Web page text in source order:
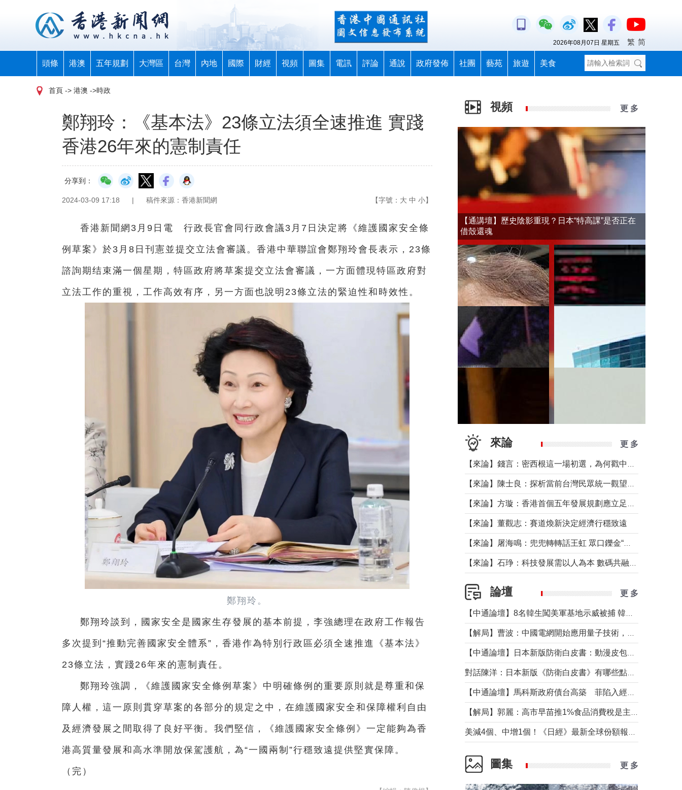
頭條 港澳 五年規劃 大灣區 台灣 內地 國際 財經 視頻 圖集 電訊 評論 通說 政府發佈 社團 藝苑 旅遊 美食
2026年08月07日 星期五 繁 简
首頁 -> 港澳 ->時政
鄭翔玲：《基本法》23條立法須全速推進 實踐
香港26年來的憲制責任
分享到：
2024-03-09 17:18 | 稿件來源：香港新聞網 【字號： 大 中 小】
香港新聞網3月9日電 行政長官會同行政會議3月7日決定將《維護國家安全條
例草案》於3月8日刊憲並提交立法會審議。香港中華聯誼會鄭翔玲會長表示，23條
諮詢期结束滿一個星期，特區政府將草案提交立法會審議，一方面體現特區政府對
立法工作的重視，工作高效有序，另一方面也說明23條立法的緊迫性和時效性。
鄭翔玲。
鄭翔玲談到，國家安全是國家生存發展的基本前提，李強總理在政府工作報告
多次提到“推動完善國家安全體系”，香港作為特別行政區必須全速推進《基本法》
23條立法，實踐26年來的憲制責任。
鄭翔玲強調，《維護國家安全條例草案》中明確條例的重要原則就是尊重和保
障人權，這一原則貫穿草案的各部分的規定之中，在維護國家安全和保障權利自由
及經濟發展之間取得了良好平衡。我們堅信，《維護國家安全條例》一定能夠為香
港高質量發展和高水準開放保駕護航，為“一國兩制”行穩致遠提供堅實保障。
（完）
視頻 更 多
【通講壇】歷史陰影重現？日本“特高課”是否正在
借殼還魂
來論 更 多
【來論】董觀志：賽道煥新決定經濟行穩致遠
論壇 更 多
圖集 更 多